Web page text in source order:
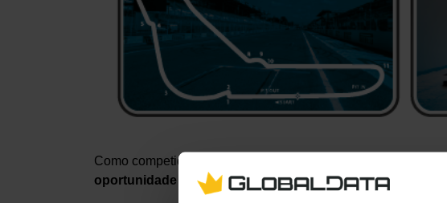
Como competidor terás direito a
oportunidade para tentares ser o mais rápido possível